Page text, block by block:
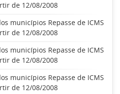
de 12/08/2008
municípios Repasse de ICMS
de 12/08/2008
municípios Repasse de ICMS
de 12/08/2008
municípios Repasse de ICMS
de 12/08/2008